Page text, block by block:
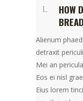
HOW
Alienum
detraxit
Mei an
Eos ei nisl
Eius lorem